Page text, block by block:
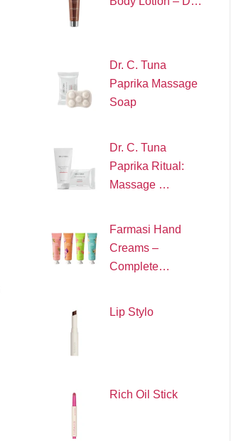
Dr. C. Tuna
Paprika Massage
Soap
Dr. C. Tuna
Paprika Ritual:
Massage …
Farmasi Hand
Creams –
Complete…
Lip Stylo
Rich Oil Stick